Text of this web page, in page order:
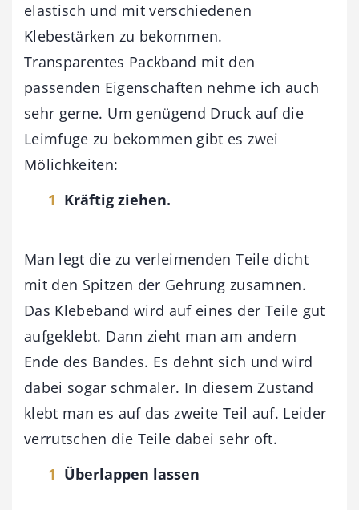
elastisch und mit verschiedenen
Klebestärken zu bekommen.
Transparentes Packband mit den
passenden Eigenschaften nehme ich auch
sehr gerne. Um genügend Druck auf die
Leimfuge zu bekommen gibt es zwei
Mölichkeiten:
Kräftig ziehen.
Man legt die zu verleimenden Teile dicht
mit den Spitzen der Gehrung zusamnen.
Das Klebeband wird auf eines der Teile gut
aufgeklebt. Dann zieht man am andern
Ende des Bandes. Es dehnt sich und wird
dabei sogar schmaler. In diesem Zustand
klebt man es auf das zweite Teil auf. Leider
verrutschen die Teile dabei sehr oft.
Überlappen lassen